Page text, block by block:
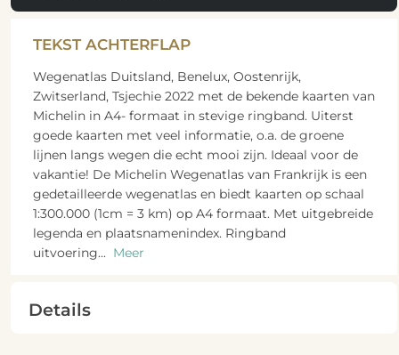
TEKST ACHTERFLAP
Wegenatlas Duitsland, Benelux, Oostenrijk,
Zwitserland, Tsjechie 2022 met de bekende kaarten van
Michelin in A4- formaat in stevige ringband. Uiterst
goede kaarten met veel informatie, o.a. de groene
lijnen langs wegen die echt mooi zijn. Ideaal voor de
vakantie! De Michelin Wegenatlas van Frankrijk is een
gedetailleerde wegenatlas en biedt kaarten op schaal
1:300.000 (1cm = 3 km) op A4 formaat. Met uitgebreide
legenda en plaatsnamenindex. Ringband
uitvoering... Meer
Details